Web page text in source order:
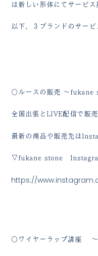
は新しい形体にてサービス
以下、３ブランドのサービ
○ルースの販売 ～fukane
全国出張とLIVE配信で販売
最新の商品や販売先は
▽fukane stone
https://
○ワイヤーラップ講座